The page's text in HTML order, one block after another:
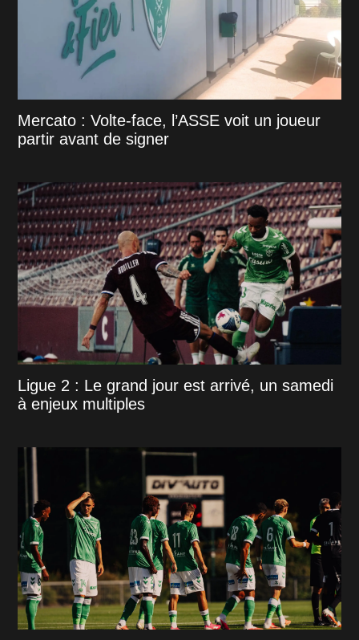
Mercato : Volte-face, l’ASSE voit un joueur
partir avant de signer
Ligue 2 : Le grand jour est arrivé, un samedi
à enjeux multiples